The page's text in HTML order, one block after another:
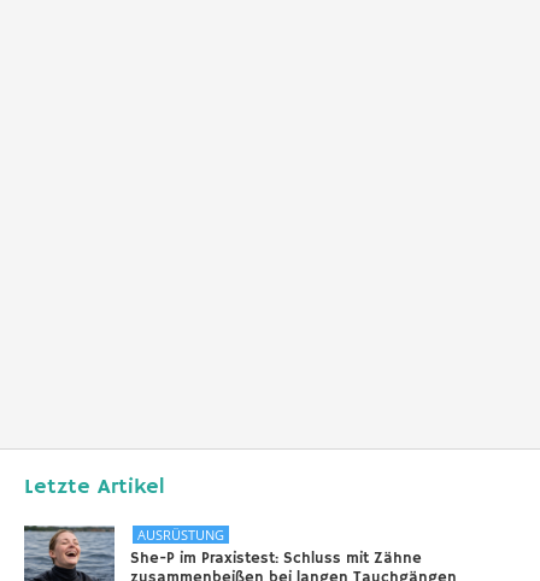
Letzte Artikel
AUSRÜSTUNG
She-P im Praxistest: Schluss mit Zähne